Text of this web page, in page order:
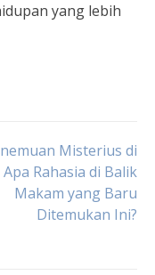
yang lebih
Misterius di
Rahasia di Balik
Makam yang Baru
Ditemukan Ini?